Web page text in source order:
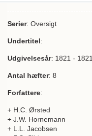
Serier: Oversigt
Undertitel:
Udgivelsesår: 1821 - 1821
Antal hæfter: 8
Forfattere:
+ H.C. Ørsted
+ J.W. Hornemann
+ L.L. Jacobsen